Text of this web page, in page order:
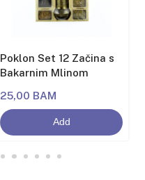
Poklon Set 12 Začina s
Bakarnim Mlinom
25,00 BAM
Add